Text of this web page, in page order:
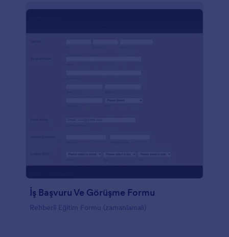
İş Başvuru Ve Görüşme Formu
Rehberli Eğitim Formu (zamanlamalı)